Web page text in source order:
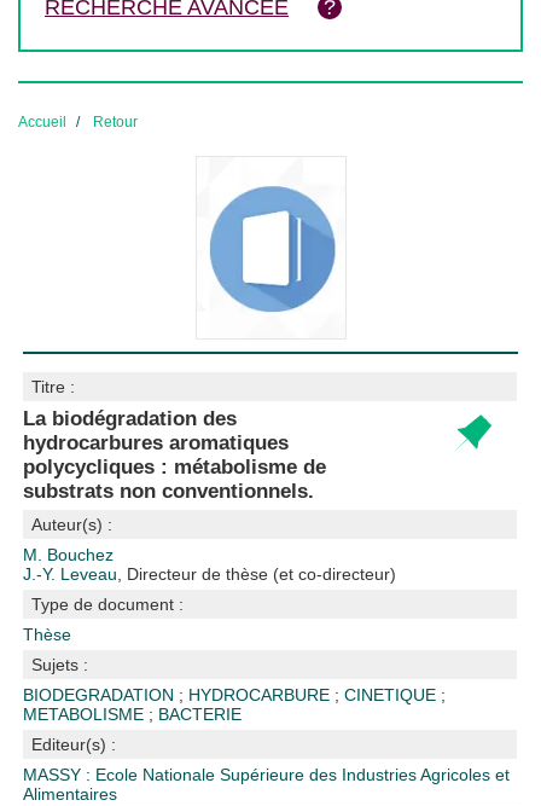
RECHERCHE AVANCÉE
Accueil Retour
Titre :
La biodégradation des
hydrocarbures aromatiques
polycycliques : métabolisme de
substrats non conventionnels.
Auteur(s) :
M. Bouchez
J.-Y. Leveau , Directeur de thèse (et co-directeur)
Type de document :
Thèse
Sujets :
BIODEGRADATION ; HYDROCARBURE ;CINETIQUE ;
METABOLISME ; BACTERIE
Editeur(s) :
MASSY : Ecole Nationale Supérieure des Industries Agricoles et
Alimentaires